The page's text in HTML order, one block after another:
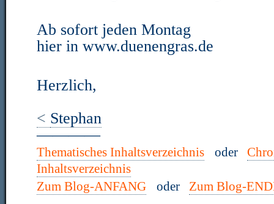
Ab sofort jeden Montag
hier in www.duenengras.de
Herzlich,
< Stephan
————
Thematisches Inhaltsverzeichnis oder
Inhaltsverzeichnis
Zum Blog-ANFANG
oder Zum Blog-